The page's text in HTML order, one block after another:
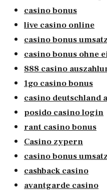
casino bonus
live casino online
casino bonus
casino bonus ohne
888 casino
1go casino bonus
casino deutschland
posido casino login
rant casino bonus
Casino zypern
casino bonus
cashback casino
avantgarde casino